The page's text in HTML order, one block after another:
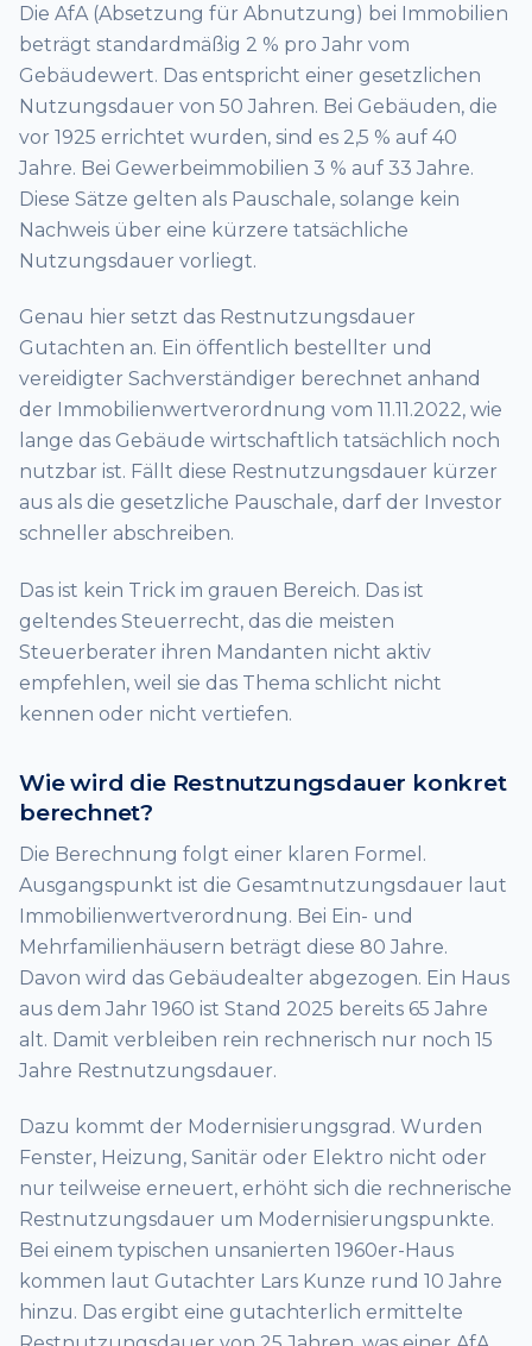
Die AfA (Absetzung für Abnutzung) bei Immobilien
beträgt standardmäßig 2 % pro Jahr vom
Gebäudewert. Das entspricht einer gesetzlichen
Nutzungsdauer von 50 Jahren. Bei Gebäuden, die
vor 1925 errichtet wurden, sind es 2,5 % auf 40
Jahre. Bei Gewerbeimmobilien 3 % auf 33 Jahre.
Diese Sätze gelten als Pauschale, solange kein
Nachweis über eine kürzere tatsächliche
Nutzungsdauer vorliegt.
Genau hier setzt das Restnutzungsdauer
Gutachten an. Ein öffentlich bestellter und
vereidigter Sachverständiger berechnet anhand
der Immobilienwertverordnung vom 11.11.2022, wie
lange das Gebäude wirtschaftlich tatsächlich noch
nutzbar ist. Fällt diese Restnutzungsdauer kürzer
aus als die gesetzliche Pauschale, darf der Investor
schneller abschreiben.
Das ist kein Trick im grauen Bereich. Das ist
geltendes Steuerrecht, das die meisten
Steuerberater ihren Mandanten nicht aktiv
empfehlen, weil sie das Thema schlicht nicht
kennen oder nicht vertiefen.
Wie wird die Restnutzungsdauer konkret
berechnet?
Die Berechnung folgt einer klaren Formel.
Ausgangspunkt ist die Gesamtnutzungsdauer laut
Immobilienwertverordnung. Bei Ein- und
Mehrfamilienhäusern beträgt diese 80 Jahre.
Davon wird das Gebäudealter abgezogen. Ein Haus
aus dem Jahr 1960 ist Stand 2025 bereits 65 Jahre
alt. Damit verbleiben rein rechnerisch nur noch 15
Jahre Restnutzungsdauer.
Dazu kommt der Modernisierungsgrad. Wurden
Fenster, Heizung, Sanitär oder Elektro nicht oder
nur teilweise erneuert, erhöht sich die rechnerische
Restnutzungsdauer um Modernisierungspunkte.
Bei einem typischen unsanierten 1960er-Haus
kommen laut Gutachter Lars Kunze rund 10 Jahre
hinzu. Das ergibt eine gutachterlich ermittelte